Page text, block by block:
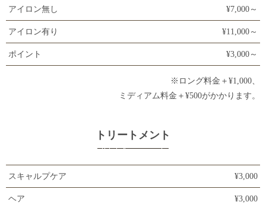
アイロン無し ¥7,000～
アイロン有り ¥11,000～
ポイント ¥3,000～
※ロング料金＋¥1,000、
ミディアム料金＋¥500がかかります。
トリートメント
スキャルプケア ¥3,000
ヘア ¥3,000